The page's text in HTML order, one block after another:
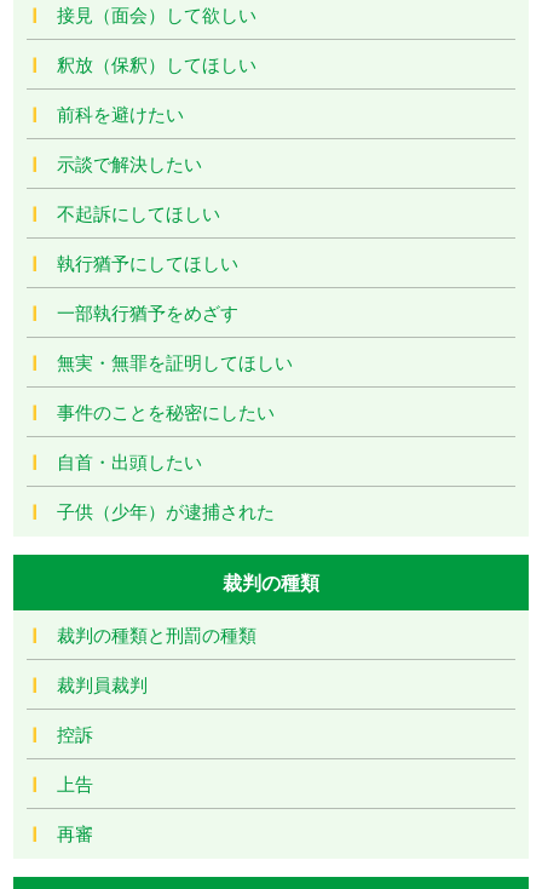
接見（面会）して欲しい
釈放（保釈）してほしい
前科を避けたい
示談で解決したい
不起訴にしてほしい
執行猶予にしてほしい
一部執行猶予をめざす
無実・無罪を証明してほしい
事件のことを秘密にしたい
自首・出頭したい
子供（少年）が逮捕された
裁判の種類
裁判の種類と刑罰の種類
裁判員裁判
控訴
上告
再審